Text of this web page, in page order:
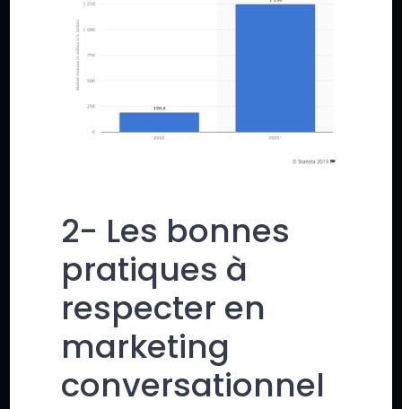
2- Les bonnes
pratiques à
respecter en
marketing
conversationnel